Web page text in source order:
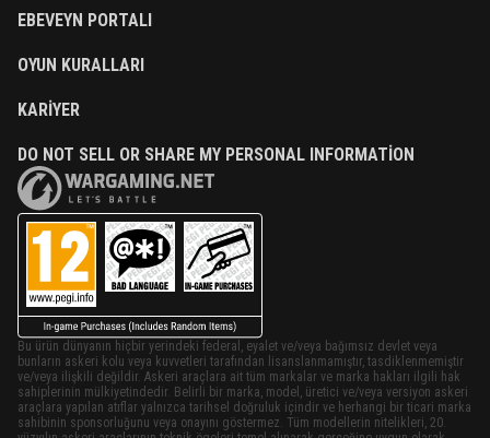
EBEVEYN PORTALI
OYUN KURALLARI
KARIYER
DO NOT SELL OR SHARE MY PERSONAL INFORMATION
Bu ürün dünyanın hiçbir yerindeki federal, eyalet ve/veya bağımsız devlet veya
bunların askeri kolu veya kuvvetleri tarafından lisanslanmamıştır, tasdiklenmemiştir
ve/veya ilişkili değildir. Askeri araçlara ait tüm markalar ve marka hakları ilgili hak
sahiplerinin mülkiyetindedir. Belirli bir marka, model, üretici ve/veya versiyon askeri
araçlara yapılan atıflar yalnızca tarihsel doğruluk içindir ve herhangi bir ticari marka
sahibinin sponsorluğunu veya onayını göstermez. Tüm modellerin nitelikleri, 20.